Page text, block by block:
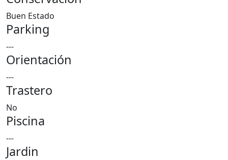
Buen Estado
Parking
---
Orientación
---
Trastero
No
Piscina
---
Jardin